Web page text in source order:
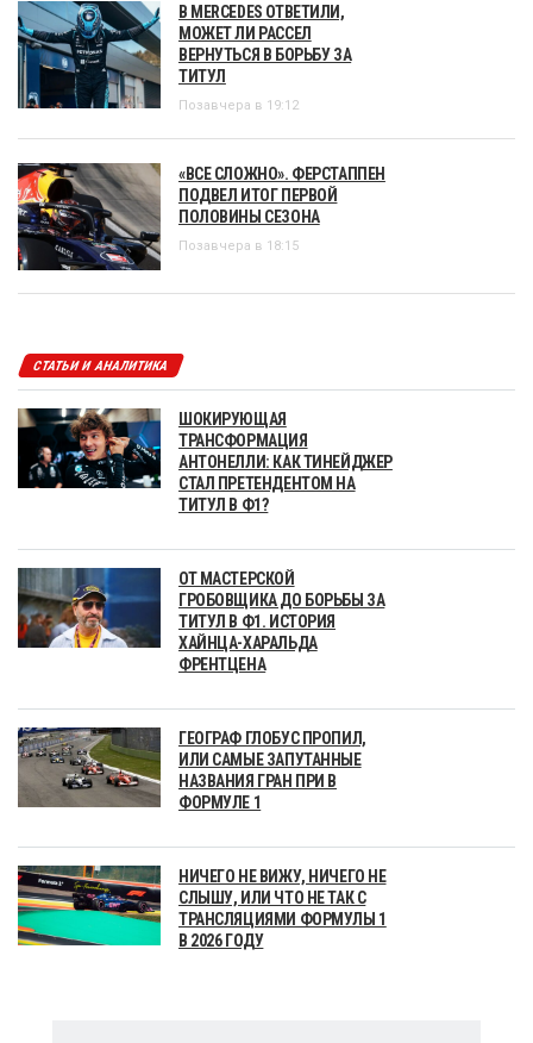
В MERCEDES ОТВЕТИЛИ,
МОЖЕТ ЛИ РАССЕЛ
ВЕРНУТЬСЯ В БОРЬБУ ЗА
ТИТУЛ
Позавчера в 19:12
«ВСЕ СЛОЖНО». ФЕРСТАППЕН
ПОДВЕЛ ИТОГ ПЕРВОЙ
ПОЛОВИНЫ СЕЗОНА
Позавчера в 18:15
СТАТЬИ И АНАЛИТИКА
ШОКИРУЮЩАЯ
ТРАНСФОРМАЦИЯ
АНТОНЕЛЛИ: КАК ТИНЕЙДЖЕР
СТАЛ ПРЕТЕНДЕНТОМ НА
ТИТУЛ В Ф1?
ОТ МАСТЕРСКОЙ
ГРОБОВЩИКА ДО БОРЬБЫ ЗА
ТИТУЛ В Ф1. ИСТОРИЯ
ХАЙНЦА-ХАРАЛЬДА
ФРЕНТЦЕНА
ГЕОГРАФ ГЛОБУС ПРОПИЛ,
ИЛИ САМЫЕ ЗАПУТАННЫЕ
НАЗВАНИЯ ГРАН ПРИ В
ФОРМУЛЕ 1
НИЧЕГО НЕ ВИЖУ, НИЧЕГО НЕ
СЛЫШУ, ИЛИ ЧТО НЕ ТАК С
ТРАНСЛЯЦИЯМИ ФОРМУЛЫ 1
В 2026 ГОДУ